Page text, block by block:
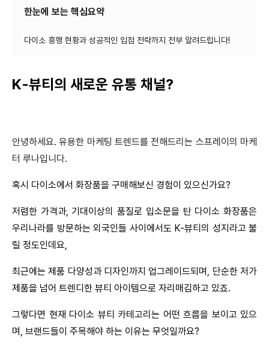
한눈에 보는 핵심요약
K-뷰티의 새로운 유통 채널?
안녕하세요. 유용한 마케팅 트렌드를 전해드리는 스프레이의 마케
터 루나입니다.
혹시 다이소에서 화장품을 구매해보신 경험이 있으신가요?
저렴한 가격과, 기대이상의 품질로 입소문을 탄 다이소 화장품은
우리나라를 방문하는 외국인들 사이에서도 K-뷰티의 성지라고 불
릴 정도인데요,
최근에는 제품 다양성과 디자인까지 업그레이드되며, 단순한 저가
제품을 넘어 트렌디한 뷰티 아이템으로 자리매김하고 있죠.
그렇다면 현재 다이소 뷰티 카테고리는 어떤 흐름을 보이고 있으
며, 브랜드들이 주목해야 하는 이유는 무엇일까요?